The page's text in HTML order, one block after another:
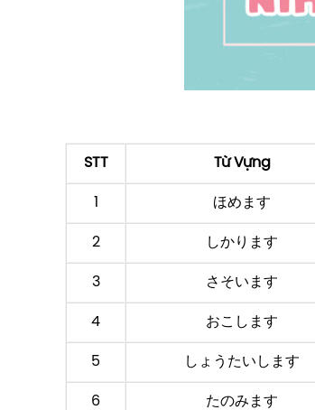
STT Từ Vựng
1 ほめます
2 しかります
3 さそいます
4 おこします
5 しょうたいします
6 たのみます